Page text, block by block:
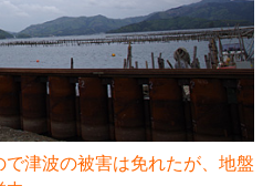
津波の被害は免れたが、地盤